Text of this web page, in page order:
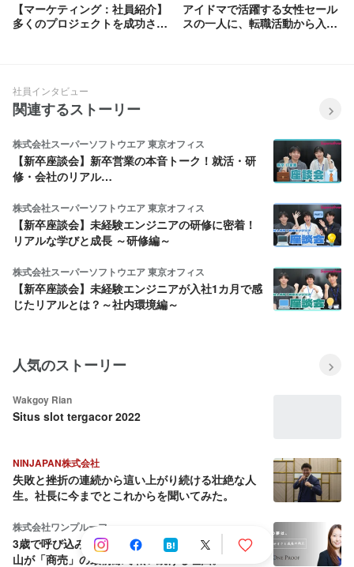
【マーケティング：社員紹介】
多くのプロジェクトを成功させ
アイドマで活躍する女性セール
スの一人に、転職活動から入社
社員インタビュー
関連するストーリー
株式会社スーパーソフトウエア 東京オフィス
【新卒座談会】新卒営業の本音トーク！就活・研
修・会社のリアル…
株式会社スーパーソフトウエア 東京オフィス
【新卒座談会】未経験エンジニアの研修に密着！
リアルな学びと成長 ～研修編～
株式会社スーパーソフトウエア 東京オフィス
【新卒座談会】未経験エンジニアが入社1カ月で感
じたリアルとは？～社内環境編～
人気のストーリー
Wakgoy Rian
Situs slot tergacor 2022
NINJAPAN株式会社
失敗と挫折の連続から這い上がり続ける壮絶な人
生。社長に今までとこれからを聞いてみた。
株式会社ワンプルーフ
3歳で呼び込み、18歳でEC開設。女性経営者・平
山が「商売」の最前線で戦い続ける理由。